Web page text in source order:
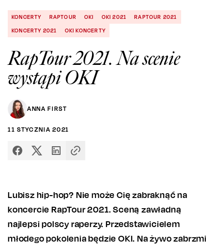
KONCERTY RAPTOUR OKI OKI 2021
RAPTOUR 2021
KONCERTY 2021
OKI KONCERTY
RapTour 2021. Na scenie
wystąpi OKI
ANNA FIRST
11 STYCZNIA 2021
Lubisz hip-hop? Nie może Cię zabraknąć na
koncercie RapTour 2021. Sceną zawładną
najlepsi polscy raperzy. Przedstawicielem
młodego pokolenia będzie OKI. Na żywo zabrzmi